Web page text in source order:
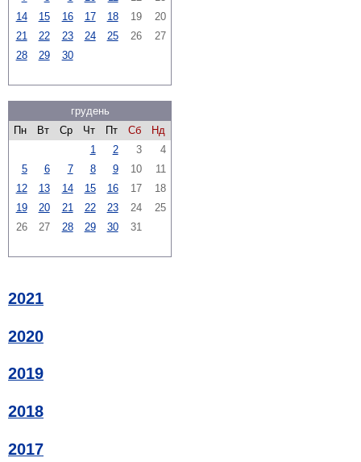
14
15 16 17 18 19
20
21
22 23 24 25 26
27
28
29 30
грудень
Пн
Вт Ср Чт Пт Сб
Нд
1
2 3
4
5
6 7 8 9 10
11
12
13 14 15 16 17
18
19
20 21 22 23 24
25
26
27 28 29 30 31
2021
2020
2019
2018
2017